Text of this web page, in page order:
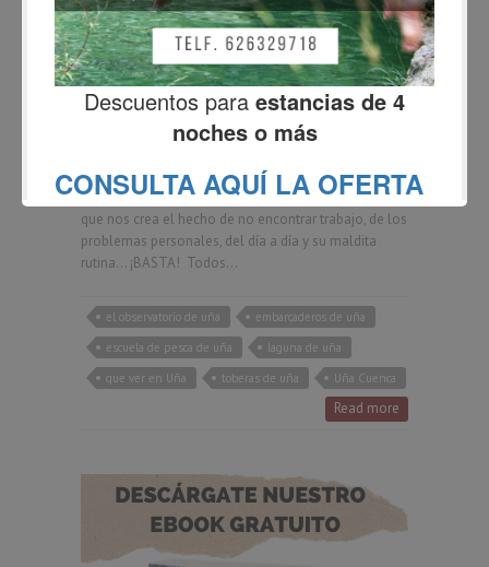
Que ver en Uña | Los 6
rincones más especiales
Fernando
diciembre 8, 2015
3 Comments
lugares y rincones que ver en Uña y alrededores. A
veces queremos evadirnos del trabajo, o del estrés
que nos crea el hecho de no encontrar trabajo, de los
problemas personales, del día a día y su maldita
rutina… ¡BASTA! Todos…
el observatorio de uña
embarcaderos de uña
escuela de pesca de uña
laguna de uña
que ver en Uña
toberas de uña Uña Cuenca
Read more